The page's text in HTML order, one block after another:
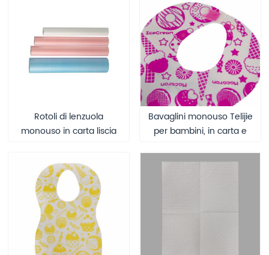
domestico
Rotoli di lenzuola
monouso in carta liscia
ospedaliero, rotoli di
lenzuola mediche, rotoli di
carta per lettino da visita
Bavaglini monouso Telijie
per bambini, in carta e
multicolore, impermeabili